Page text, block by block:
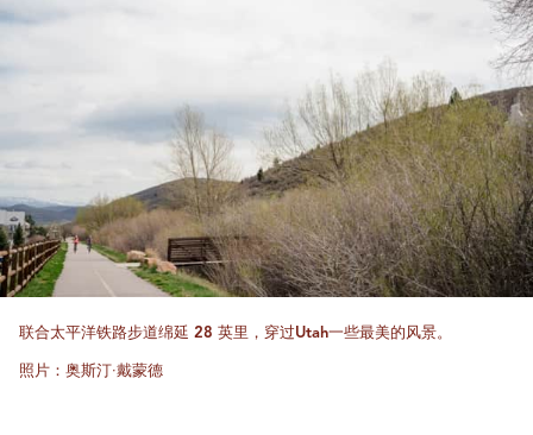
联合太平洋铁路步道绵延 28 英里，穿过Utah一些最美的风景。
照片：奥斯汀·戴蒙德